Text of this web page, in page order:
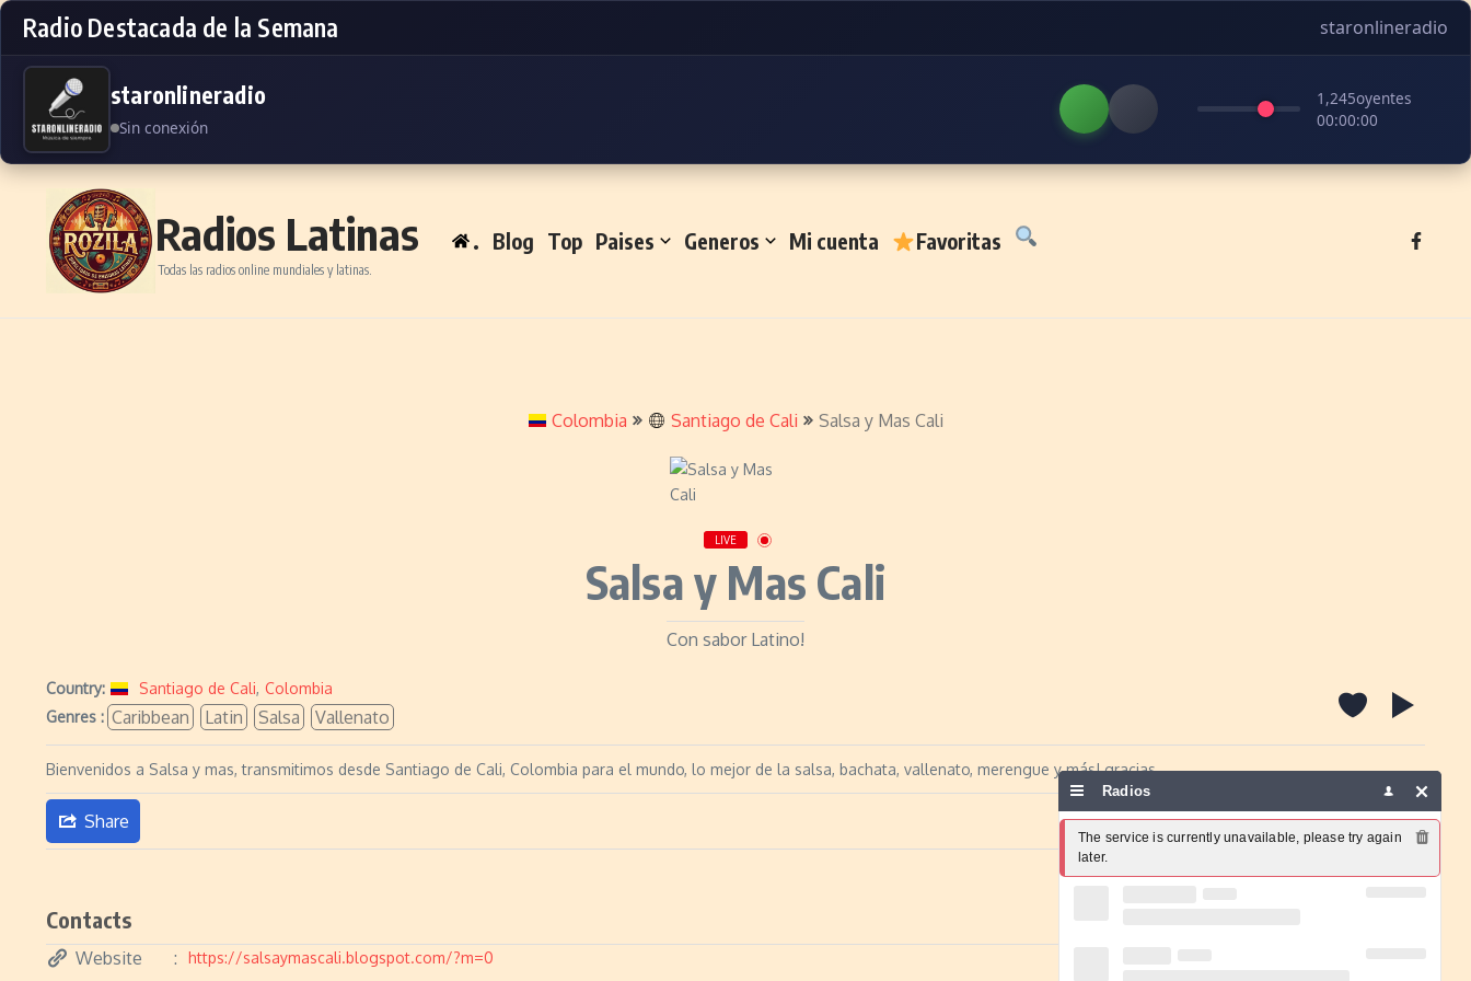
Radio Destacada de la Semana staronlineradio
staronlineradio
Sin conexión
1,245oyentes
00:00:00
Skip to content
Radios Latinas
Todas las radios online mundiales y latinas.
. Blog Top Paises Generos Mi cuenta Favoritas
Colombia Santiago de Cali Salsa y Mas Cali
LIVE
Salsa y Mas Cali
Con sabor Latino!
Country: Santiago de Cali, Colombia
Genres : Caribbean Latin Salsa Vallenato
Bienvenidos a Salsa y mas, transmitimos desde Santiago de Cali, Colombia para el mundo, lo mejor de la salsa, bachata, vallenato, merengue y más! gracias
Share Report a problem
Contacts
Website https://salsaymascali.blogspot.com/?m=0
Radios
The service is currently unavailable, please try again
later.